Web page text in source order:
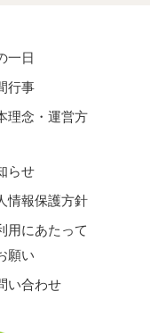
一日
行事
理念・運営方
らせ
情報保護方針
用にあたって
願い
い合わせ